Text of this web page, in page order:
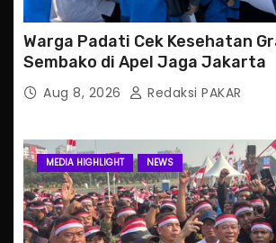
Warga Padati Cek Kesehatan
Sembako di Apel Jaga Jakarta
Aug 8, 2026 Redaksi PAKAR
MEDIA HIGHLIGHT NEWS